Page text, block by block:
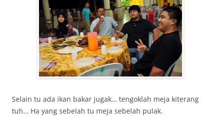
Selain tu ada ikan bakar jugak… tengoklah meja kiterang
tuh… Ha yang sebelah tu meja sebelah pulak.